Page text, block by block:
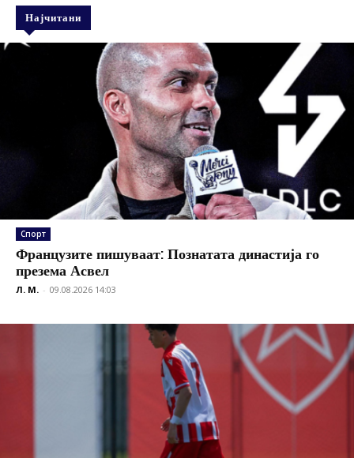
Најчитани
Спорт
Французите пишуваат: Познатата династија го
презема Асвел
Л. М. - 09.08.2026 14:03